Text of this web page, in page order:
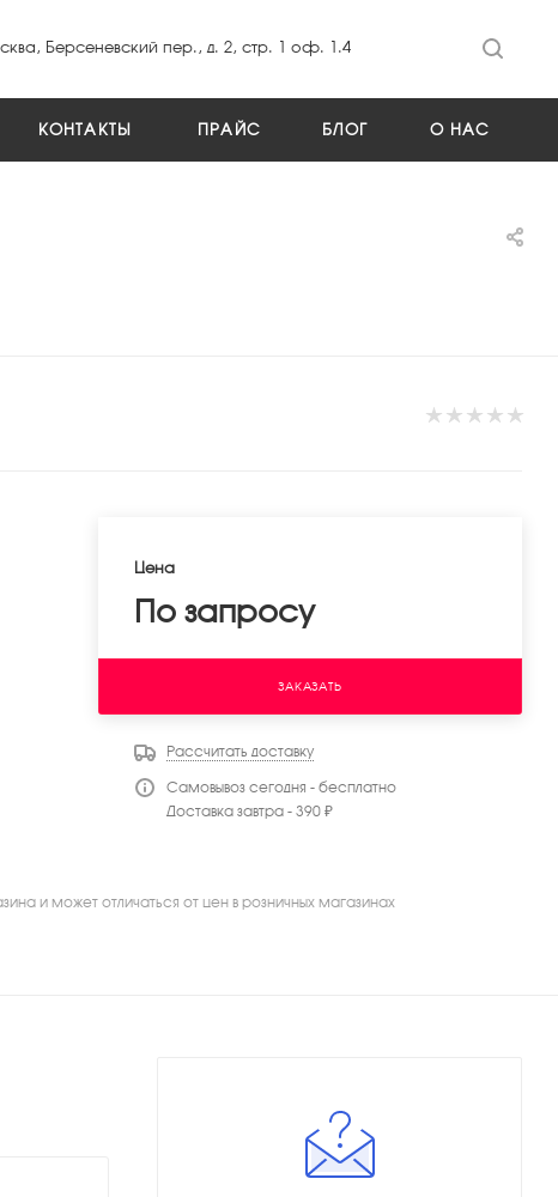
Берсеневский пер., д. 2, стр. 1 оф. 1.4
КОНТАКТЫ ПРАЙС БЛОГ О НАС
Цена
По запросу
ЗАКАЗАТЬ
Рассчитать доставку
Самовывоз сегодня - бесплатно
Доставка завтра - 390 ₽
и может отличаться от цен в розничных магазинах